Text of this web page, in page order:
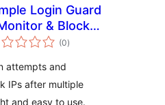
Login Guard
& Block
(0загальний
рейтинг
)
attempts and
IPs after multiple
and easy to use.